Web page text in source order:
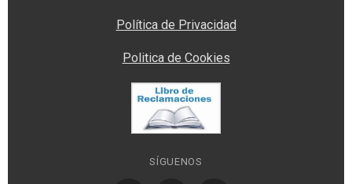
Política de Privacidad
Politica de Cookies
SÍGUENOS